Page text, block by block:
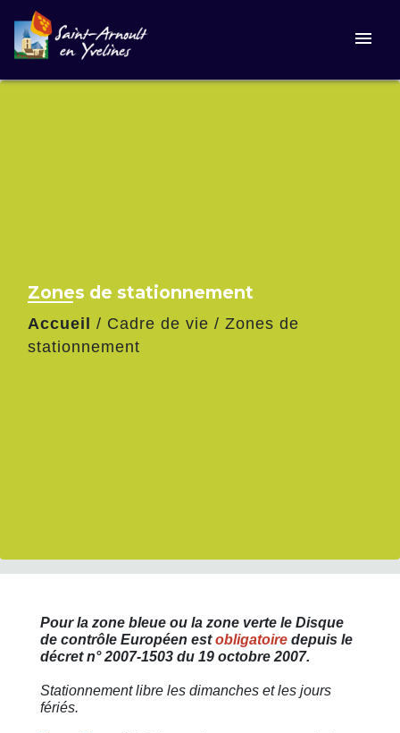
menu
Zones de stationnement
Accueil / Cadre de vie / Zones de
stationnement
Pour la zone bleue ou la zone verte le Disque
de contrôle Européen estobligatoire depuis le
décret n° 2007-1503 du 19 octobre 2007.
Stationnement libre les dimanches et les jours
fériés.